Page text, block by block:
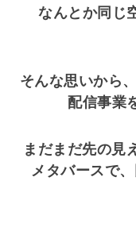
なんとか同じ
そんな思いから
配信事業
まだまだ先の見
メタバースで